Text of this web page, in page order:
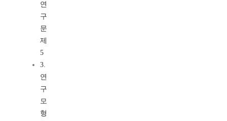
연
구
문
제
5
3.
연
구
모
형